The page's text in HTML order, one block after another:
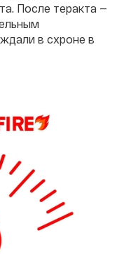
После теракта —
в схроне в